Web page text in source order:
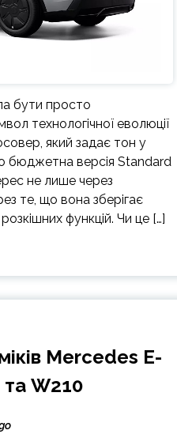
бути просто
технологічної еволюції
який задає тон у
бюджетна версія Standard
не лише через
те, що вона зберігає
функцій. Чи це […]
Mercedes E-
W210